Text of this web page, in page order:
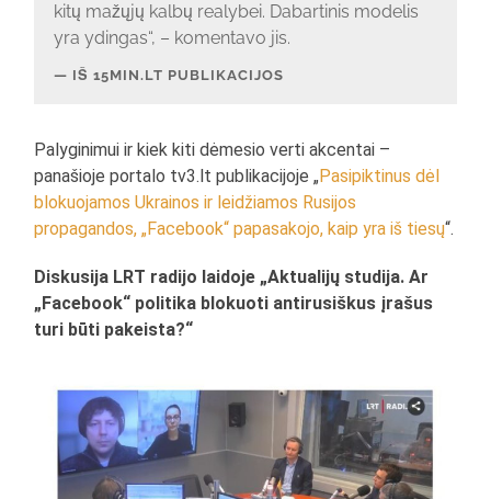
kitų mažųjų kalbų realybei. Dabartinis modelis
yra ydingas“, – komentavo jis.
IŠ 15MIN.LT PUBLIKACIJOS
Palyginimui ir kiek kiti dėmesio verti akcentai –
panašioje portalo tv3.lt publikacijoje „Pasipiktinus dėl
blokuojamos Ukrainos ir leidžiamos Rusijos
propagandos, „Facebook“ papasakojo, kaip yra iš tiesų“.
Diskusija LRT radijo laidoje „Aktualijų studija. Ar
„Facebook“ politika blokuoti antirusiškus įrašus
turi būti pakeista?“